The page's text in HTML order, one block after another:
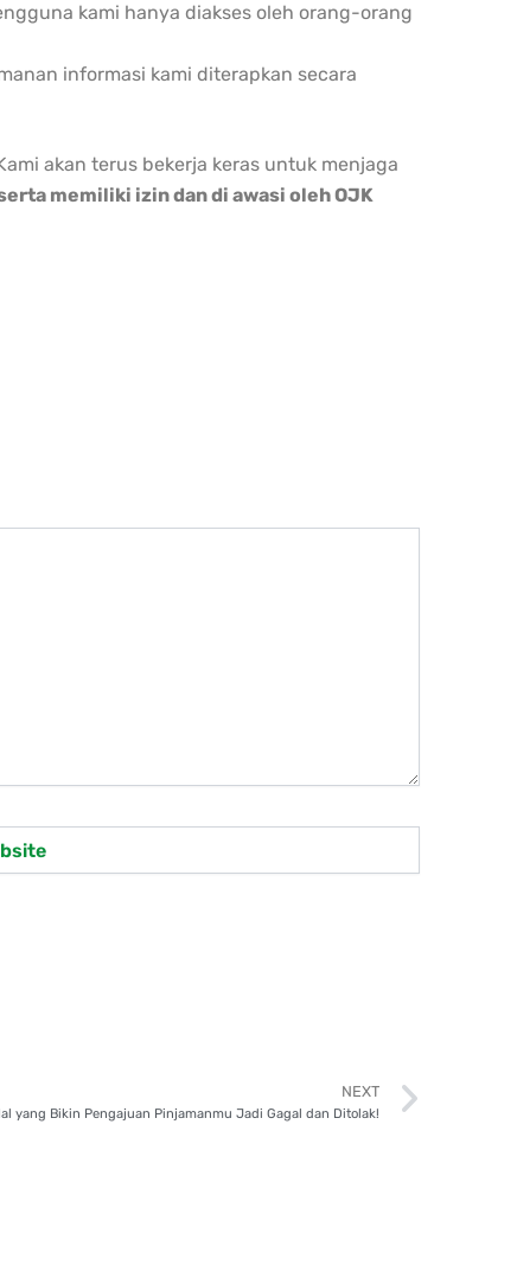
kami hanya diakses oleh orang-orang
informasi kami diterapkan secara
akan terus bekerja keras untuk menjaga
memiliki izin dan di awasi oleh OJK
NEXT
yang Bikin Pengajuan Pinjamanmu Jadi Gagal dan Ditolak!